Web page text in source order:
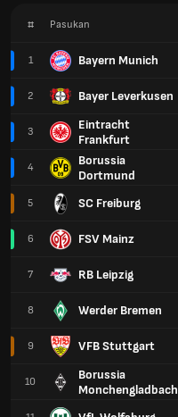
# Pasukan
1 Bayern Munich
2 Bayer Leverkusen
3
Eintracht
Frankfurt
4
Borussia
Dortmund
5 SC Freiburg
6 FSV Mainz
7 RB Leipzig
8 Werder Bremen
9 VFB Stuttgart
10
Borussia
Monchengladbach